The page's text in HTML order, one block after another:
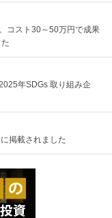
コスト30～50万円で成果
年SDGs 取り組み企
掲載されました